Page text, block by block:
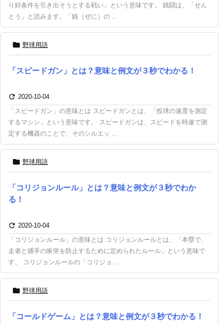
り好条件を引き出そうとする戦い」という意味です。 銭闘は、「せん
とう」と読みます。「銭（ぜに）の ...
 野球用語
「スピードガン」とは？意味と例文が３秒でわかる！
 2020-10-04
「スピードガン」の意味とは スピードガンとは、「投球の速度を測定
するマシン」という意味です。 スピードガンは、スピードを時速で測
定する機器のことで、そのシルエッ ...
 野球用語
「コリジョンルール」とは？意味と例文が３秒でわか
る！
 2020-10-04
「コリジョンルール」の意味とは コリジョンルールとは、「本塁で、
走者と捕手の衝突を防止するために定められたルール」という意味で
す。 コリジョンルールの「コリジョ ...
 野球用語
「コールドゲーム」とは？意味と例文が３秒でわかる！